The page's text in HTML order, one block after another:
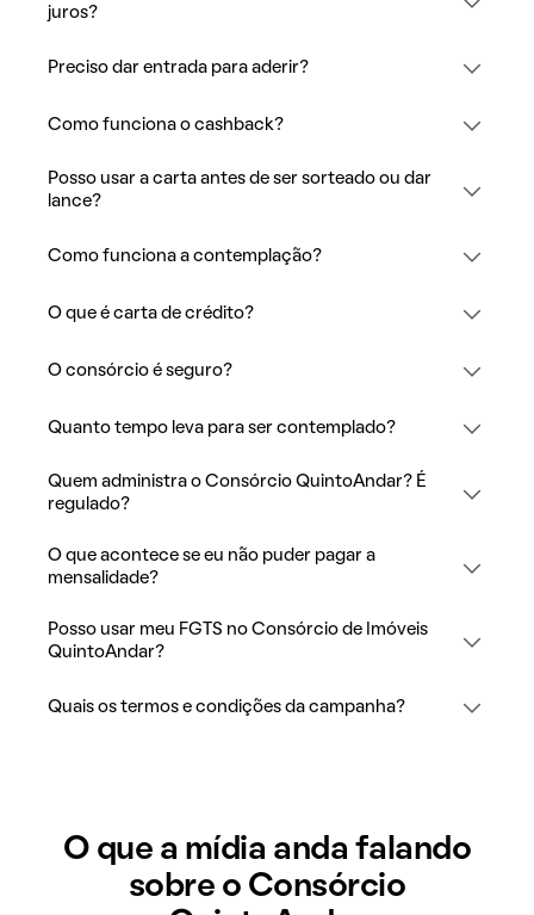
juros?
Preciso dar entrada para aderir?
Como funciona o cashback?
Posso usar a carta antes de ser sorteado ou dar
lance?
Como funciona a contemplação?
O que é carta de crédito?
O consórcio é seguro?
Quanto tempo leva para ser contemplado?
Quem administra o Consórcio QuintoAndar? É
regulado?
O que acontece se eu não puder pagar a
mensalidade?
Posso usar meu FGTS no Consórcio de Imóveis
QuintoAndar?
Quais os termos e condições da campanha?
O que a mídia anda falando
sobre o Consórcio